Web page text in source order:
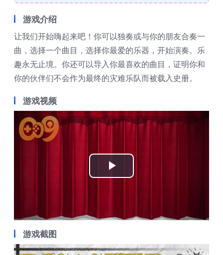
游戏介绍
让我们开始嗨起来吧！你可以独奏或与你的朋友合奏一
曲，选择一个曲目，选择你最爱的乐器，开始演奏。乐
趣永无止境。你还可以导入你最喜欢的曲目，证明你和
你的伙伴们不会作为最终的灾难乐队而被载入史册。
游戏视频
Play
游戏截图